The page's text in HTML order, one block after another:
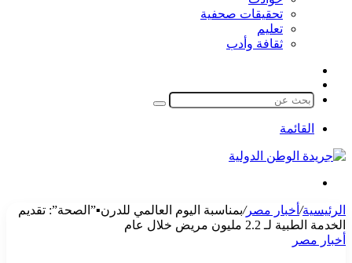
تحقيقات صحفية
تعليم
ثقافة وأدب
المظلم
بحث
القائمة
الرئيسية/ أخبار مصر/بمناسبة اليوم العالمي للدرن▪︎”الصحة”: تقديم
الخدمة الطبية لـ 2.2 مليون مريض خلال عام
أخبار مصر